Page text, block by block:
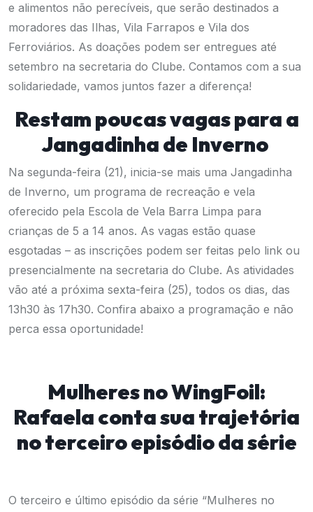
e alimentos não perecíveis, que serão destinados a
moradores das Ilhas, Vila Farrapos e Vila dos
Ferroviários. As doações podem ser entregues até
setembro na secretaria do Clube. Contamos com a sua
solidariedade, vamos juntos fazer a diferença!
Restam poucas vagas para a
Jangadinha de Inverno
Na segunda-feira (21), inicia-se mais uma Jangadinha
de Inverno, um programa de recreação e vela
oferecido pela Escola de Vela Barra Limpa para
crianças de 5 a 14 anos. As vagas estão quase
esgotadas – as inscrições podem ser feitas pelo link ou
presencialmente na secretaria do Clube. As atividades
vão até a próxima sexta-feira (25), todos os dias, das
13h30 às 17h30. Confira abaixo a programação e não
perca essa oportunidade!
Mulheres no WingFoil:
Rafaela conta sua trajetória
no terceiro episódio da série
O terceiro e último episódio da série “Mulheres no